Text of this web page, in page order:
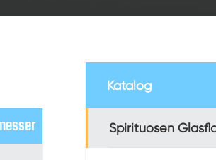
Katalog
Spirituosen